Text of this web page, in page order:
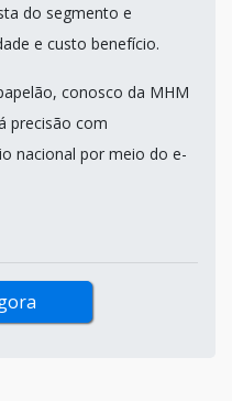
do segmento e
e custo benefício.
conosco da MHM
precisão com
nacional por meio do e-